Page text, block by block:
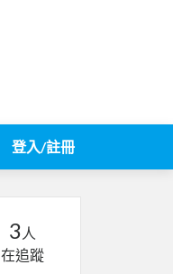
登入/註冊
3 人
在追蹤